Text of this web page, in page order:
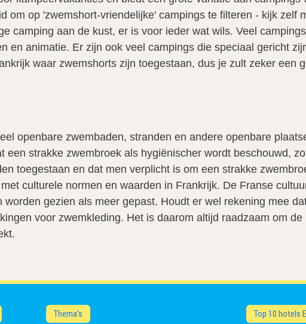
om op 'zwemshort-vriendelijke' campings te filteren - kijk zelf
camping aan de kust, er is voor ieder wat wils. Veel
en animatie. Er zijn ook veel campings die speciaal gericht
waar zwemshorts zijn toegestaan, dus je zult zeker een
openbare zwembaden, stranden en andere openbare
een strakke zwembroek als hygiënischer wordt beschouwd,
toegestaan en dat men verplicht is om een strakke
culturele normen en waarden in Frankrijk. De Franse
gezien als meer gepast. Houdt er wel rekening mee
voor zwemkleding. Het is daarom altijd raadzaam om
Thema's Top 10 hotels